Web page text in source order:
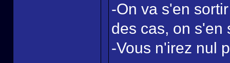
-On va s'en
des cas, on s'en
-Vous n'irez nul